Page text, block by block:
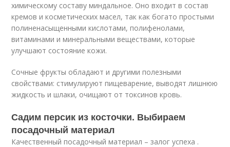
химическому составу миндальное. Оно входит в состав
кремов и косметических масел, так как богато простыми
полиненасыщенными кислотами, полифенолами,
витаминами и минеральными веществами, которые
улучшают состояние кожи.
Сочные фрукты обладают и другими полезными
свойствами: стимулируют пищеварение, выводят лишнюю
жидкость и шлаки, очищают от токсинов кровь.
Садим персик из косточки. Выбираем
посадочный материал
Качественный посадочный материал – залог успеха .